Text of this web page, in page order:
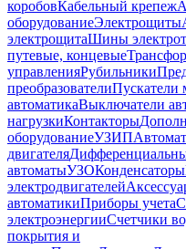
коробовКабельный крепеж
оборудованиеЭлектрощиты
электрощитаШины
путевые, концевые
управленияРубильники
преобразователиПускатели
автоматикаВыключатели
нагрузкиКонтакторы
оборудованиеУЗИП
двигателя
автоматыУЗОКонденсаторы
электродвигателей
автоматикиПриборы учета
электроэнергииСчетчики
покрытия и